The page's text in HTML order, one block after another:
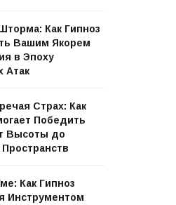
Как Гипноз
Вашим Якорем
в Эпоху
Атак
Страх: Как
Победить
Высоты до
Как Гипноз
Инструментом